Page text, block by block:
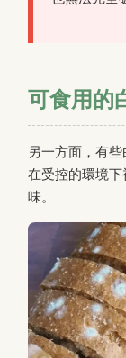
可食用的
另一方面，有
在受控的環境
味。